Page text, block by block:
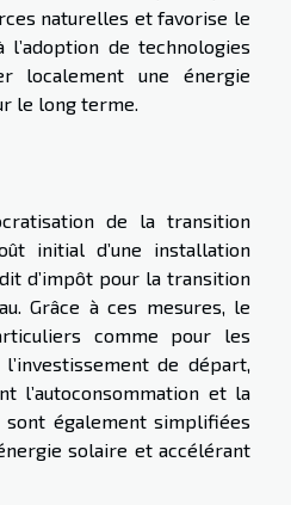
naturelles et favorise le
de technologies
localement une énergie
le long terme.
de la transition
initial d’une installation
d’impôt pour la transition
Grâce à ces mesures, le
comme pour les
de départ,
l’autoconsommation et la
également simplifiées
solaire et accélérant